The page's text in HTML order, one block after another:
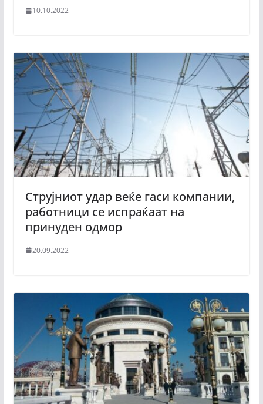
10.10.2022
Струјниот удар веќе гаси компании,
работници се испраќаат на
принуден одмор
20.09.2022